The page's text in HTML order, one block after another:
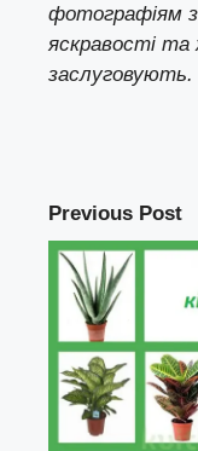
фотографіям
яскравості та
заслуговують.
Previous Post